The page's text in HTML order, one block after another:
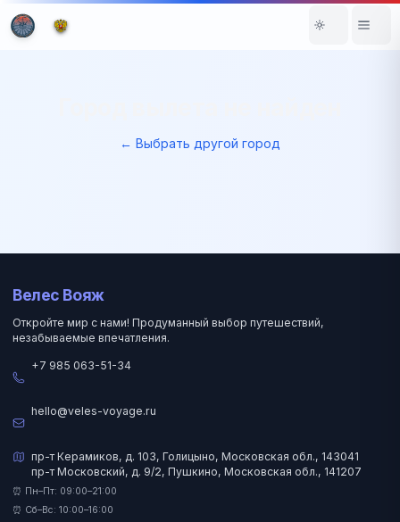
← Выбрать другой город
Велес Вояж
Откройте мир с нами! Продуманный выбор путешествий,
незабываемые впечатления.
+7 985 063-51-34
hello@veles-voyage.ru
пр-т Керамиков, д. 103, Голицыно, Московская обл., 143041
пр-т Московский, д. 9/2, Пушкино, Московская обл., 141207
⏰ Пн–Пт: 09:00–21:00
⏰ Сб–Вс: 10:00–16:00